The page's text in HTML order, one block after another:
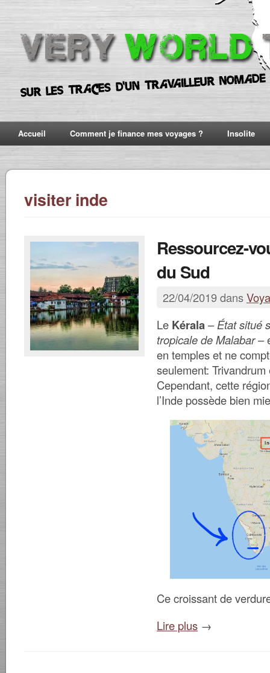
Accueil Comment je finance mes voyages ? Insolite
visiter inde
Ressourcez-
du Sud
22/04/2019 dans
Le Kérala–État situé
tropicale de Malabar–
en temples et ne
seulement:
Cependant, cette
l’Inde possède bien
Ce croissant de
Lire plus →